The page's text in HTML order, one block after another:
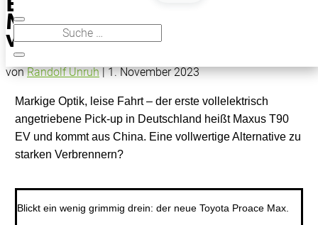
Maxus T90 EV, der erste
vollelektrische Pick-up
vonRandolf Unruh|1. November 2023
Markige Optik, leise Fahrt – der erste vollelektrisch
angetriebene Pick-up in Deutschland heißt Maxus T90
EV und kommt aus China. Eine vollwertige Alternative zu
starken Verbrennern?
Blickt ein wenig grimmig drein: der neue Toyota Proace Max.